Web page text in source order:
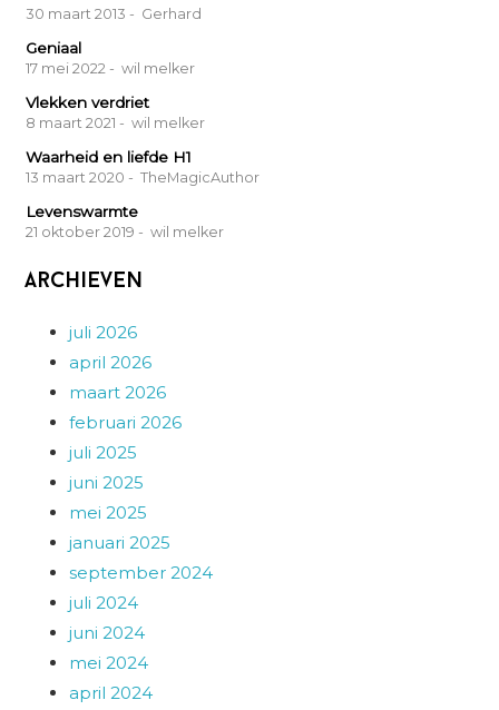
30 maart 2013 - Gerhard
Geniaal
17 mei 2022 - wil melker
Vlekken verdriet
8 maart 2021 - wil melker
Waarheid en liefde H1
13 maart 2020 - TheMagicAuthor
Levenswarmte
21 oktober 2019 - wil melker
Archieven
juli 2026
april 2026
maart 2026
februari 2026
juli 2025
juni 2025
mei 2025
januari 2025
september 2024
juli 2024
juni 2024
mei 2024
april 2024